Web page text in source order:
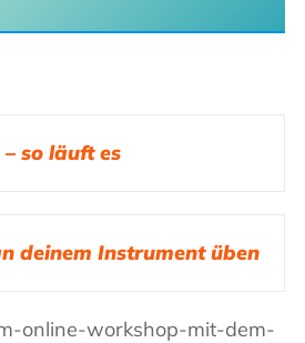
so läuft es
deinem Instrument üben
online-workshop-mit-dem-